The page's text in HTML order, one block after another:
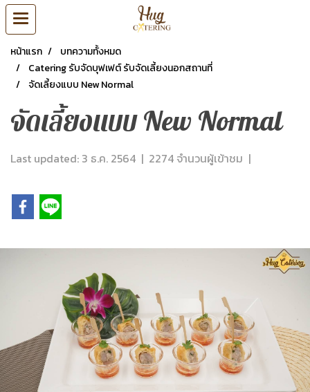
หน้าแรก
บทความทั้งหมด
Catering รับจัดบุฟเฟต์ รับจัดเลี้ยงนอกสถานที่
จัดเลี้ยงแบบ New Normal
จัดเลี้ยงแบบ New Normal
Last updated: 3 ธ.ค. 2564 | 2274 จำนวนผู้เข้าชม |